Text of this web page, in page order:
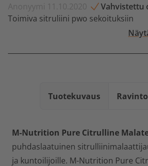
Anonyymi 11.10.2020
Vahvistettu
Toimiva sitruliini pwo sekoituksiin
Tuotekuvaus
M-Nutrition Pure Citrulline
puhdaslaatuinen
ja kuntoilijoille. M-Nutrition Pure